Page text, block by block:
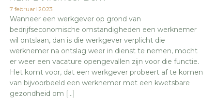
7 februari 2023
Wanneer een werkgever op grond van
bedrijfseconomische omstandigheden een werknemer
wil ontslaan, dan is die werkgever verplicht die
werknemer na ontslag weer in dienst te nemen, mocht
er weer een vacature opengevallen zijn voor die functie.
Het komt voor, dat een werkgever probeert af te komen
van bijvoorbeeld een werknemer met een kwetsbare
gezondheid om […]